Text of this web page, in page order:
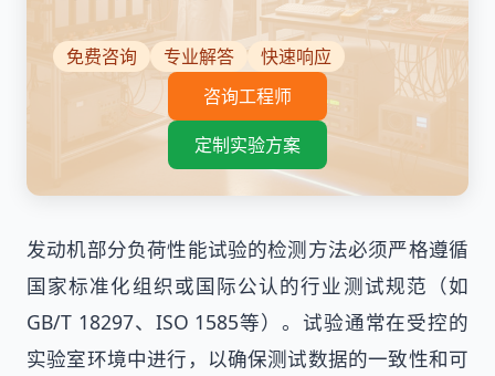
免费咨询 专业解答
快速响应
咨询工程师
定制实验方案
发动机部分负荷性能试验的检测方法必须严格遵循
国家标准化组织或国际公认的行业测试规范（如
GB/T 18297、ISO 1585等）。试验通常在受控的
实验室环境中进行，以确保测试数据的一致性和可